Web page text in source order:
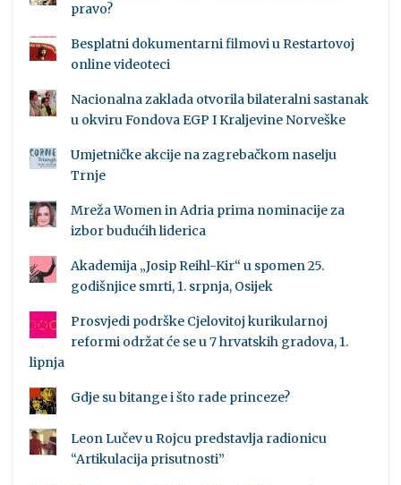
pravo?
Besplatni dokumentarni filmovi u Restartovoj
online videoteci
Nacionalna zaklada otvorila bilateralni sastanak
u okviru Fondova EGP I Kraljevine Norveške
Umjetničke akcije na zagrebačkom naselju
Trnje
Mreža Women in Adria prima nominacije za
izbor budućih liderica
Akademija „Josip Reihl-Kir“ u spomen 25.
godišnjice smrti, 1. srpnja, Osijek
Prosvjedi podrške Cjelovitoj kurikularnoj
reformi održat će se u 7 hrvatskih gradova, 1.
lipnja
Gdje su bitange i što rade princeze?
Leon Lučev u Rojcu predstavlja radionicu
“Artikulacija prisutnosti”